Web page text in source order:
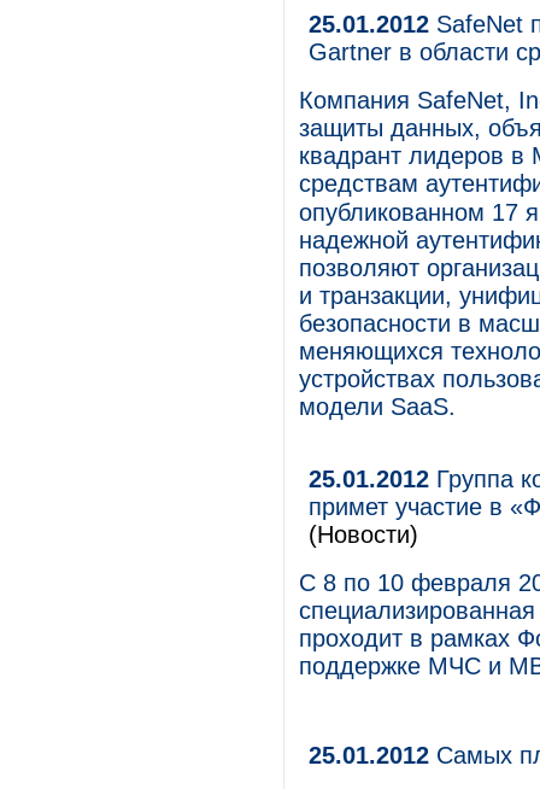
25.01.2012 SafeNet
Gartner в области
Компания SafeNet,
защиты данных,
квадрант лидеров в
средствам
опубликованном 17
надежной
позволяют
и транзакции,
безопасности в
меняющихся
устройствах
модели SaaS.
25.01.2012 Группа
примет участие в
(Новости)
С 8 по 10 февраля
проходит в рамках
поддержке МЧС и
25.01.2012 Самых